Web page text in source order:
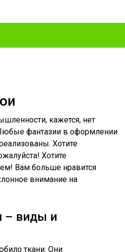
кажется, нет
фантазии в оформлении
Хотите
Хотите
Вам больше нравится
внимание на
– виды и
ткани. Они